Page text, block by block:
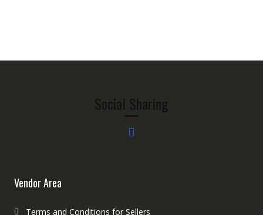
Social Sharing
Vendor Area
Terms and Conditions for Sellers